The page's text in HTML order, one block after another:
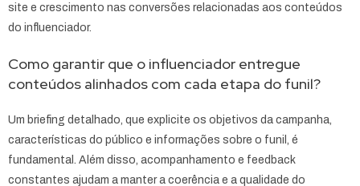
site e crescimento nas conversões relacionadas aos conteúdos
do influenciador.
Como garantir que o influenciador entregue
conteúdos alinhados com cada etapa do funil?
Um briefing detalhado, que explicite os objetivos da campanha,
características do público e informações sobre o funil, é
fundamental. Além disso, acompanhamento e feedback
constantes ajudam a manter a coerência e a qualidade do